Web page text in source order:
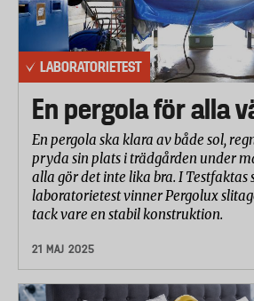
LABORATORIETEST
En pergola för alla
En pergola ska klara av både sol,
pryda sin plats i trädgården under
alla gör det inte lika bra. I Testfaktas
laboratorietest vinner Pergolux
tack vare en stabil konstruktion.
21 MAJ 2025